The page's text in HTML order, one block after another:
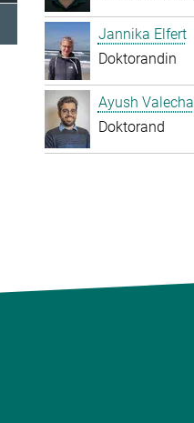
Jannika Elfert
Doktorandin
Ayush Valecha
Doktorand